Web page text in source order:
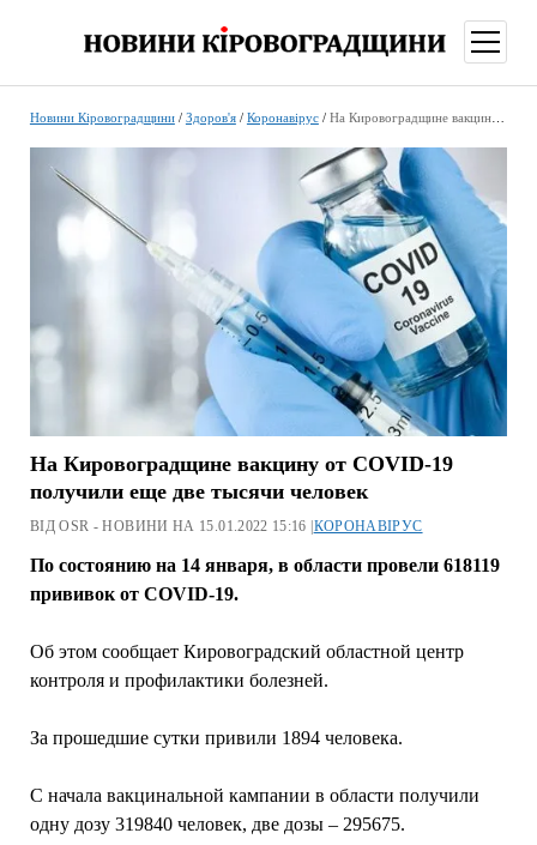
меню
Новини Кіровоградщини/ Здоров'я/ Коронавірус/ На Кировоградщине вакцину от COVID-19 получили еще две тысячи человек
На Кировоградщине вакцину от COVID-19
получили еще две тысячи человек
ВІД OSR - НОВИНИ НА 15.01.2022 15:16 | КОРОНАВІРУС
По состоянию на 14 января, в области провели 618119
прививок от COVID-19.
Об этом сообщает Кировоградский областной центр
контроля и профилактики болезней.
За прошедшие сутки привили 1894 человека.
С начала вакцинальной кампании в области получили
одну дозу 319840 человек, две дозы – 295675.